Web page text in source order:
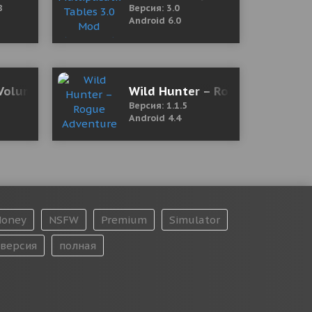
Версия: 3.0
Android 6.0
Booster Wild Hunter – Rogue
Версия: 1.1.5
Android 4.4
NSFW Premium
Simulator
версия
полная